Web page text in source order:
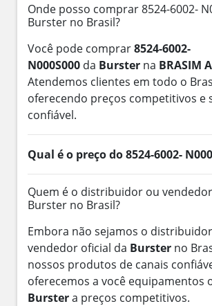
Onde posso comprar 8524-6002-
Burster no Brasil?
Você pode comprar8524-6002-
N000S000 da Burster na BRASIM
Atendemos clientes em todo o
oferecendo preços competitivos e
confiável.
Qual é o preço do 8524-6002-
Quem é o distribuidor ou
Burster no Brasil?
Embora não sejamos o
vendedor oficial da Burster no
nossos produtos de canais
oferecemos a você equipamentos
Burstera preços competitivos.